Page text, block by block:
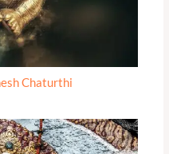
Chaturthi